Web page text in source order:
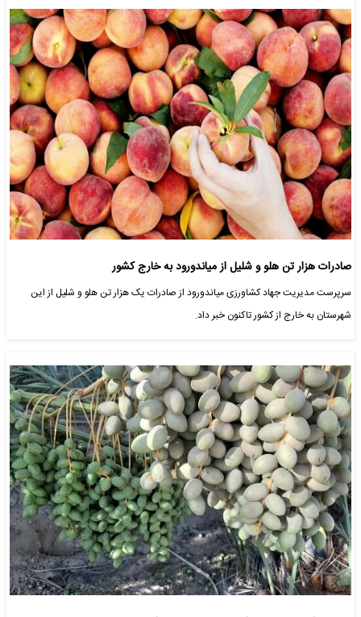
صادرات هزار تن هلو و شلیل از میاندورود به خارج کشور
سرپرست مدیریت جهاد کشاورزی میاندورود از صادرات یک هزار تن هلو و شلیل از این
شهرستان به خارج از کشور تاکنون خبر داد.